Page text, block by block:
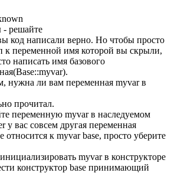
- решайте
код написали верно. Но чтобы просто
к переменной имя которой вы скрыли,
написать имя базового
нужна ли вам переменная myvar в
прочитал.
переменную myvar в наследуемом
у вас совсем другая переменная
относится к myvar base, просто уберите
myvar в конструкторе
конструктор base принимающий